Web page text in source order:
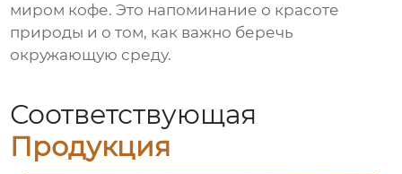
миром кофе. Это напоминание о красоте
природы и о том, как важно беречь
окружающую среду.
Соответствующая
Продукция